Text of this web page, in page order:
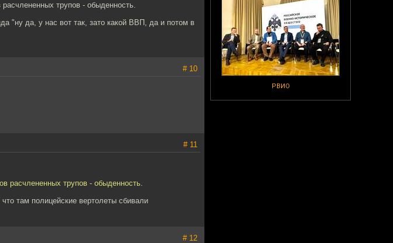
РВИО
трупов - обыденность.
"ну да, у нас вот так, зато какой ВВП, да и потом в
# 10
# 11
расчлененных трупов - обыденность.
там полицейские вертолеты сбивали
# 12